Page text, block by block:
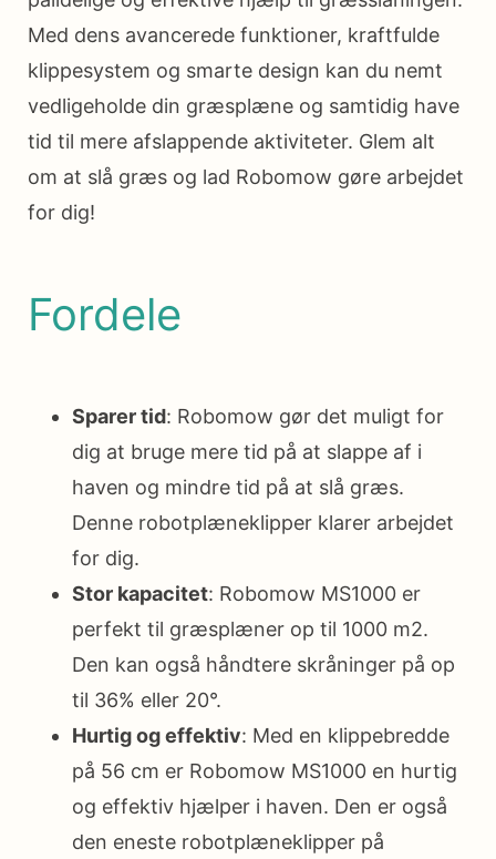
Med dens avancerede funktioner, kraftfulde
klippesystem og smarte design kan du nemt
vedligeholde din græsplæne og samtidig have
tid til mere afslappende aktiviteter. Glem alt
om at slå græs og lad Robomow gøre arbejdet
for dig!
Fordele
Sparer tid: Robomow gør det muligt for
dig at bruge mere tid på at slappe af i
haven og mindre tid på at slå græs.
Denne robotplæneklipper klarer arbejdet
for dig.
Stor kapacitet: Robomow MS1000 er
perfekt til græsplæner op til 1000 m2.
Den kan også håndtere skråninger på op
til 36% eller 20°.
Hurtig og effektiv: Med en klippebredde
på 56 cm er Robomow MS1000 en hurtig
og effektiv hjælper i haven. Den er også
den eneste robotplæneklipper på